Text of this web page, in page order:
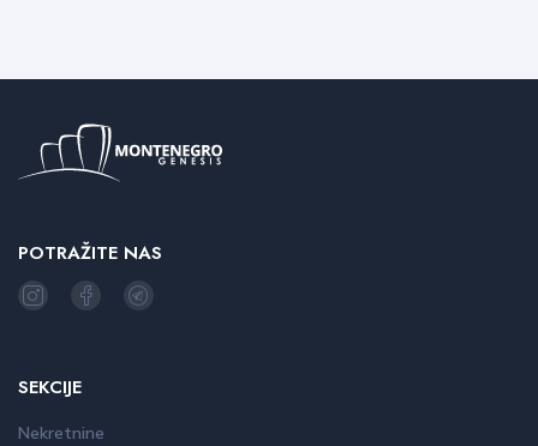
POTRAŽITE NAS
SEKCIJE
Nekretnine